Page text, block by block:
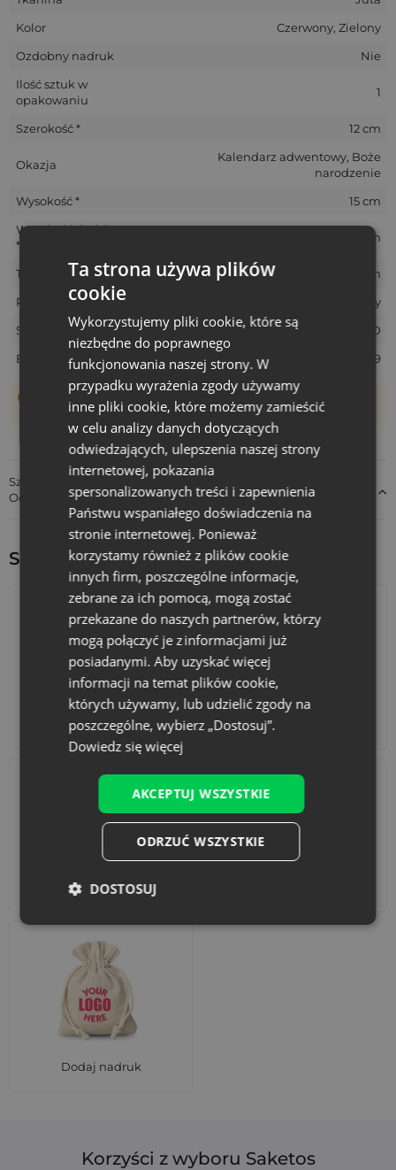
Kolor
Czerwony, Zielony
Ozdobny nadruk
Nie
Ilość sztuk w
opakowaniu
1
Szerokość * 12 cm
Okazja
Kalendarz adwentowy, Boże
narodzenie
Wysokość *
15 cm
Wysokość do ściągacza
*
11 cm
Tolerancja rozmiarów *
+/- 1 cm
Rozmiar
Mały
SKU
CA-13-JUT-1215-GRX-RED
EAN
5903003408079
Woreczki szyte są ręcznie, dlatego ich rzeczywisty rozmiar
może różnić +/- 1 cm
Szczegóły dotyczące zgodności produktu z przepisami:
Odpowiedzialność za produkt
Sprawdź inne ciekawe produkty:
Kalendarze adwentowe Torby bawełniane
Akcesoria i dekoracje
Dodaj nadruk
Korzyści z wyboru Saketos
Ta strona używa plików
cookie
Wykorzystujemy pliki cookie, które są
niezbędne do poprawnego
funkcjonowania naszej strony. W
przypadku wyrażenia zgody używamy
inne pliki cookie, które możemy zamieścić
w celu analizy danych dotyczących
odwiedzających, ulepszenia naszej strony
internetowej, pokazania
spersonalizowanych treści i zapewnienia
Państwu wspaniałego doświadczenia na
stronie internetowej. Ponieważ
korzystamy również z plików cookie
innych firm, poszczególne informacje,
zebrane za ich pomocą, mogą zostać
przekazane do naszych partnerów, którzy
mogą połączyć je z informacjami już
posiadanymi. Aby uzyskać więcej
informacji na temat plików cookie,
których używamy, lub udzielić zgody na
poszczególne, wybierz „Dostosuj”.
Dowiedz się więcej
AKCEPTUJ WSZYSTKIE
ODRZUĆ WSZYSTKIE
DOSTOSUJ